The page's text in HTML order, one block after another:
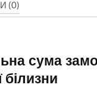
(0)
сума